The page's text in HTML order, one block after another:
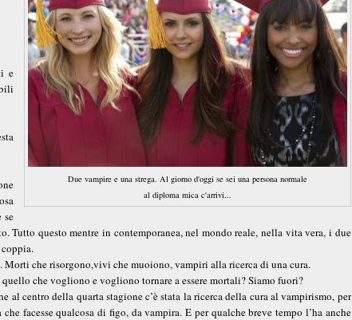
Due vampire e una strega. Al giorno d'oggi se sei una persona normale
al diploma mica c'arrivi...
e
se
Tutto questo mentre in contemporanea, nel mondo reale, nella vita vera, i due
Morti che risorgono,vivi che muoiono, vampiri alla ricerca di una cura.
che vogliono e vogliono tornare a essere mortali? Siamo fuori?
al centro della quarta stagione c’è stata la ricerca della cura al vampirismo, per
facesse qualcosa di figo, da vampira. E per qualche breve tempo l’ha anche